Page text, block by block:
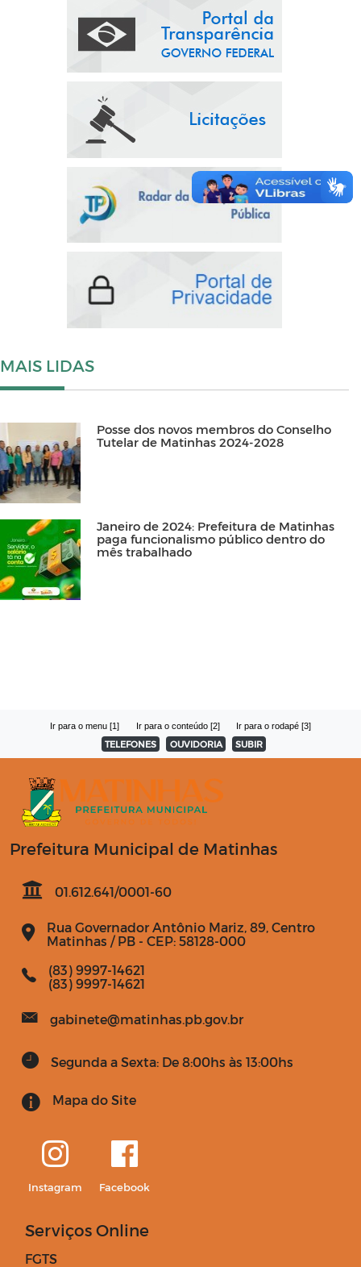
MAIS LIDAS
Posse dos novos membros do Conselho
Tutelar de Matinhas 2024-2028
Janeiro de 2024: Prefeitura de Matinhas
paga funcionalismo público dentro do
mês trabalhado
Ir para o menu [1] Ir para o conteúdo [2] Ir para o rodapé [3]
TELEFONES OUVIDORIA SUBIR
Prefeitura Municipal de Matinhas
01.612.641/0001-60
Rua Governador Antônio Mariz, 89, Centro
Matinhas / PB - CEP: 58128-000
(83) 9997-14621
(83) 9997-14621
gabinete@matinhas.pb.gov.br
Segunda a Sexta: De 8:00hs às 13:00hs
Mapa do Site
Instagram Facebook
Serviços Online
FGTS